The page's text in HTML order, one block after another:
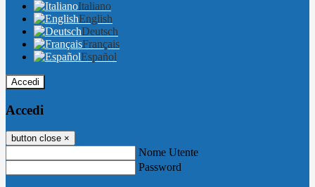
Italiano
English
Deutsch
Français
Español
Accedi
Accedi
button close ×
Nome Utente
Password